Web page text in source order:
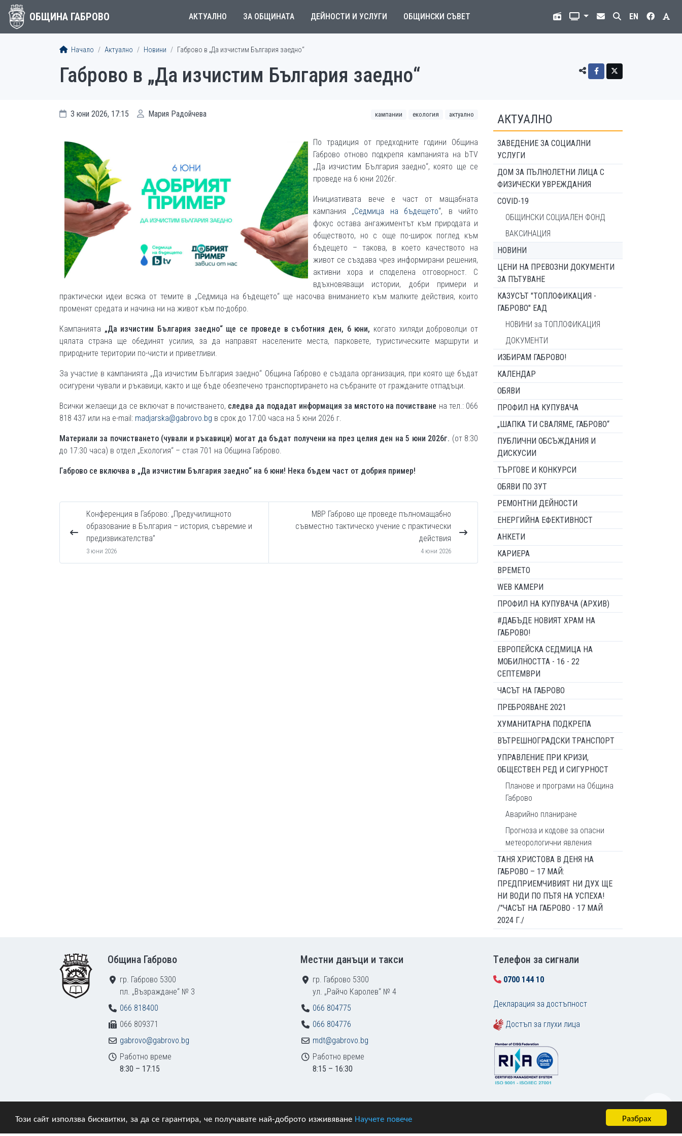
Разбрах
Този сайт използва бисквитки, за да се гарантира, че получавате най-доброто изживяване Научете повече
ОБЩИНА ГАБРОВО АКТУАЛНО ЗА ОБЩИНАТА ДЕЙНОСТИ И УСЛУГИ ОБЩИНСКИ СЪВЕТ EN
Начало Актуално Новини Габрово в „Да изчистим България заедно“
Габрово в „Да изчистим България заедно“
3 юни 2026, 17:15 Мария Радойчева кампании екология актуално
По традиция от предходните години Община
Габрово отново подкрепя кампанията на bTV
„Да изчистим България заедно“, която ще се
проведе на 6 юни 2026г.
Инициативата вече е част от мащабната
кампания „Седмица на бъдещето“, в чийто
фокус остава ангажиментът към природата и
обществото, но с още по-широк поглед към
бъдещето – такова, в което качеството на
живот се създава чрез информирани решения,
активни хора и споделена отговорност. С
вдъхновяващи истории, добри примери и
практически идеи всяка от темите в „Седмица на бъдещето“ ще насочва вниманието към малките действия, които
променят средата и начина ни на живот към по-добро.
Кампанията „Да изчистим България заедно“ ще се проведе в съботния ден, 6 юни, когато хиляди доброволци от
цялата страна ще обединят усилия, за да направят населените места, парковете, туристическите маршрути и
природните територии по-чисти и приветливи.
За участие в кампанията „Да изчистим България заедно“ Община Габрово е създала организация, при която ще бъдат
осигурени чували и ръкавици, както и ще бъде обезпечено транспортирането на събраните от гражданите отпадъци.
Всички желаещи да се включат в почистването, следва да подадат информация за мястото на почистване на тел.: 066
818 437 или на e-mail: madjarska@gabrovo.bg в срок до 17:00 часа на 5 юни 2026 г.
Материали за почистването (чували и ръкавици) могат да бъдат получени на през целия ден на 5 юни 2026г. (от 8:30
до 17:30 часа) в отдел „Екология“ – стая 701 на Община Габрово.
Габрово се включва в „Да изчистим България заедно“ на 6 юни! Нека бъдем част от добрия пример!
Конференция в Габрово: „Предучилищното
образование в България – история, съвремие и
предизвикателства”
3 юни 2026
МВР Габрово ще проведе пълномащабно
съвместно тактическо учение с практически
действия
4 юни 2026
АКТУАЛНО
ЗАВЕДЕНИЕ ЗА СОЦИАЛНИ
УСЛУГИ
ДОМ ЗА ПЪЛНОЛЕТНИ ЛИЦА С
ФИЗИЧЕСКИ УВРЕЖДАНИЯ
COVID-19
ОБЩИНСКИ СОЦИАЛЕН ФОНД
ВАКСИНАЦИЯ
НОВИНИ
ЦЕНИ НА ПРЕВОЗНИ ДОКУМЕНТИ
ЗА ПЪТУВАНЕ
КАЗУСЪТ "ТОПЛОФИКАЦИЯ -
ГАБРОВО" ЕАД
НОВИНИ за ТОПЛОФИКАЦИЯ
ДОКУМЕНТИ
ИЗБИРАМ ГАБРОВО!
КАЛЕНДАР
ОБЯВИ
ПРОФИЛ НА КУПУВАЧА
„ШАПКА ТИ СВАЛЯМЕ, ГАБРОВО“
ПУБЛИЧНИ ОБСЪЖДАНИЯ И
ДИСКУСИИ
ТЪРГОВЕ И КОНКУРСИ
ОБЯВИ ПО ЗУТ
РЕМОНТНИ ДЕЙНОСТИ
ЕНЕРГИЙНА ЕФЕКТИВНОСТ
АНКЕТИ
КАРИЕРА
ВРЕМЕТО
WEB КАМЕРИ
ПРОФИЛ НА КУПУВАЧА (АРХИВ)
#ДАБЪДЕ НОВИЯТ ХРАМ НА
ГАБРОВО!
ЕВРОПЕЙСКА СЕДМИЦА НА
МОБИЛНОСТТА - 16 - 22
СЕПТЕМВРИ
ЧАСЪТ НА ГАБРОВО
ПРЕБРОЯВАНЕ 2021
ХУМАНИТАРНА ПОДКРЕПА
ВЪТРЕШНОГРАДСКИ ТРАНСПОРТ
УПРАВЛЕНИЕ ПРИ КРИЗИ,
ОБЩЕСТВЕН РЕД И СИГУРНОСТ
Планове и програми на Община
Габрово
Аварийно планиране
Прогноза и кодове за опасни
метеорологични явления
ТАНЯ ХРИСТОВА В ДЕНЯ НА
ГАБРОВО – 17 МАЙ:
ПРЕДПРИЕМЧИВИЯТ НИ ДУХ ЩЕ
НИ ВОДИ ПО ПЪТЯ НА УСПЕХА!
/"ЧАСЪТ НА ГАБРОВО - 17 МАЙ
2024 Г./
Община Габрово
гр. Габрово 5300
пл. „Възраждане“ № 3
066 818400
066 809371
gabrovo@gabrovo.bg
Работно време
8:30 – 17:15
Местни данъци и такси
гр. Габрово 5300
ул. „Райчо Каролев“ № 4
066 804775
066 804776
mdt@gabrovo.bg
Работно време
8:15 – 16:30
Tелефон за сигнали
0700 144 10
Декларация за достъпност
Достъп за глухи лица
© 2009–2026 Община Габрово. Всички права запазени.